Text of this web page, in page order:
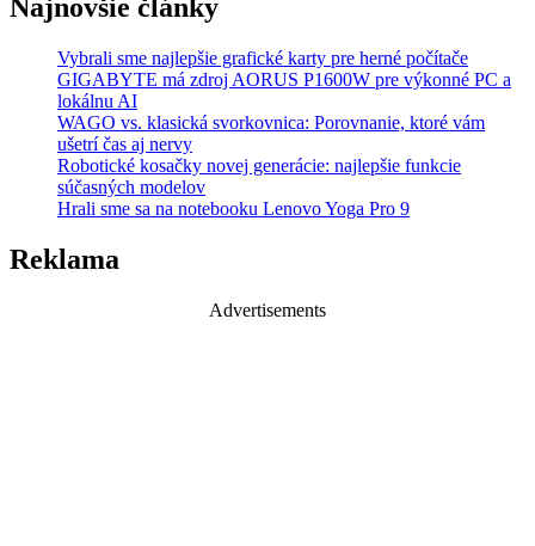
Najnovšie články
Vybrali sme najlepšie grafické karty pre herné počítače
GIGABYTE má zdroj AORUS P1600W pre výkonné PC a
lokálnu AI
WAGO vs. klasická svorkovnica: Porovnanie, ktoré vám
ušetrí čas aj nervy
Robotické kosačky novej generácie: najlepšie funkcie
súčasných modelov
Hrali sme sa na notebooku Lenovo Yoga Pro 9
Reklama
Advertisements